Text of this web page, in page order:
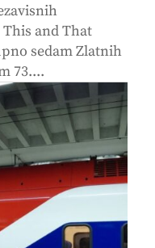
and That
sedam Zlatnih
73....